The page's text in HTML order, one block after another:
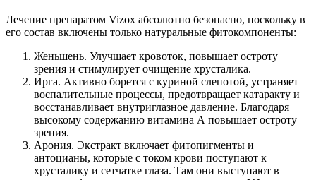
Лечение препаратом Vizox абсолютно безопасно, поскольку в
его состав включены только натуральные фитокомпоненты:
Женьшень. Улучшает кровоток, повышает остроту
зрения и стимулирует очищение хрусталика.
Ирга. Активно борется с куриной слепотой, устраняет
воспалительные процессы, предотвращает катаракту и
восстанавливает внутриглазное давление. Благодаря
высокому содержанию витамина А повышает остроту
зрения.
Арония. Экстракт включает фитопигменты и
антоцианы, которые с током крови поступают к
хрусталику и сетчатке глаза. Там они выступают в